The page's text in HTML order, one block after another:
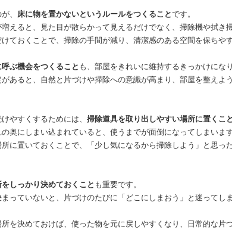
、 床に物を置かないというルールをつくることです。
えると、見た目が散らかって見えるだけでなく、掃除機や拭き
ておくことで、掃除の手間が減り、清潔感のある空間を保ちや
ぶ機会をつくること も、部屋をきれいに維持するきっかけになり
あると、自然と片づけや掃除への意識が高まり、部屋を整えよ
やすくするためには、 掃除道具を取り出しやすい場所に置くこと
奥にしまい込まれていると、使うまでが面倒になってしまいます
に置いておくことで、「少し気になるから掃除しよう」と思っ
しっかり決めておくこと も重要です。
っていないと、片づけのたびに「どこにしまおう」と迷ってし
を決めておけば、使った物を元に戻しやすくなり、日常的な片